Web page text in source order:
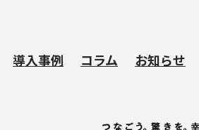
導入事例 コラム お知らせ